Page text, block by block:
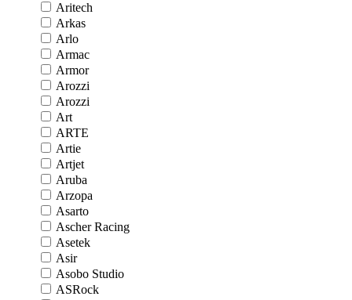
Aritech
Arkas
Arlo
Armac
Armor
Arozzi
Arozzi
Art
ARTE
Artie
Artjet
Aruba
Arzopa
Asarto
Ascher Racing
Asetek
Asir
Asobo Studio
ASRock